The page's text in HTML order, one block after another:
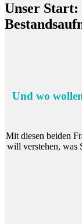
Unser Start:
Und wo
Mit diesen beiden
will verstehen, was